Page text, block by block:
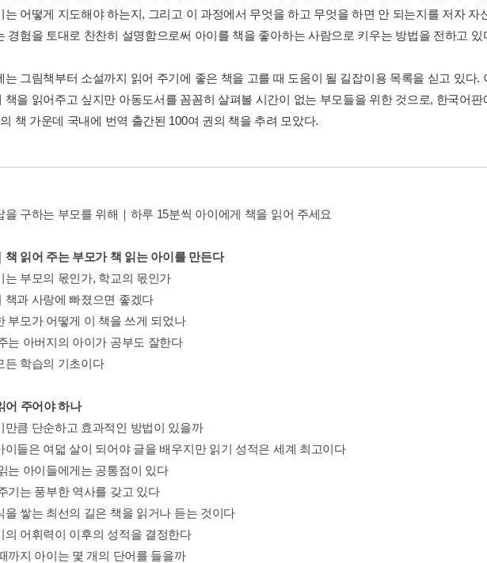
는 어떻게 지도해야 하는지, 그리고 이 과정에서 무엇을 하고 무엇을 하면 안 되는지를 저자 자
경험을 토대로 찬찬히 설명함으로써 아이를 책을 좋아하는 사람으로 키우는 방법을 전하고 있
는 그림책부터 소설까지 읽어 주기에 좋은 책을 고를 때 도움이 될 길잡이용 목록을 싣고 있다.
책을 읽어주고 싶지만 아동도서를 꼼꼼히 살펴볼 시간이 없는 부모들을 위한 것으로, 한국어판
책 가운데 국내에 번역 출간된 100여 권의 책을 추려 모았다.
을 구하는 부모를 위해｜하루 15분씩 아이에게 책을 읽어 주세요
책 읽어 주는 부모가 책 읽는 아이를 만든다
는 부모의 몫인가, 학교의 몫인가
책과 사랑에 빠졌으면 좋겠다
부모가 어떻게 이 책을 쓰게 되었나
는 아버지의 아이가 공부도 잘한다
든 학습의 기초이다
어 주어야 하나
만큼 단순하고 효과적인 방법이 있을까
이들은 여덟 살이 되어야 글을 배우지만 읽기 성적은 세계 최고이다
는 아이들에게는 공통점이 있다
기는 풍부한 역사를 갖고 있다
을 쌓는 최선의 길은 책을 읽거나 듣는 것이다
의 어휘력이 이후의 성적을 결정한다
까지 아이는 몇 개의 단어를 들을까